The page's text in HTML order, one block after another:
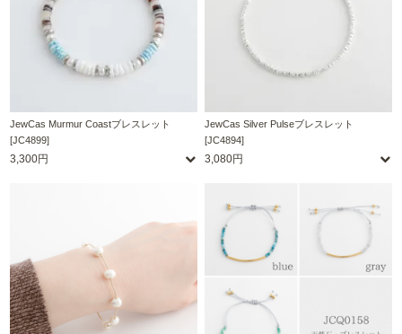
JewCas Murmur Coastブレスレット
[JC4899]
3,300円
JewCas Silver Pulseブレスレット
[JC4894]
3,080円